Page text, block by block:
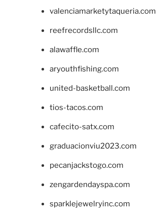
valenciamarketytaqueria.com
reefrecordsllc.com
alawaffle.com
aryouthfishing.com
united-basketball.com
tios-tacos.com
cafecito-satx.com
graduacionviu2023.com
pecanjackstogo.com
zengardendayspa.com
sparklejewelryinc.com